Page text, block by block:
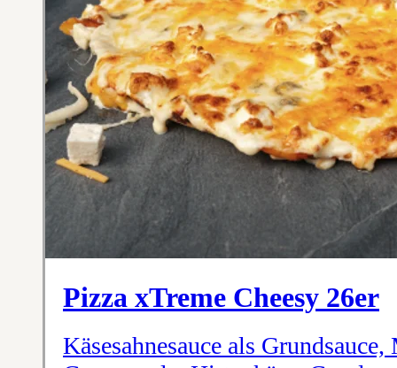
Pizza xTreme Cheesy 26er
Käsesahnesauce als